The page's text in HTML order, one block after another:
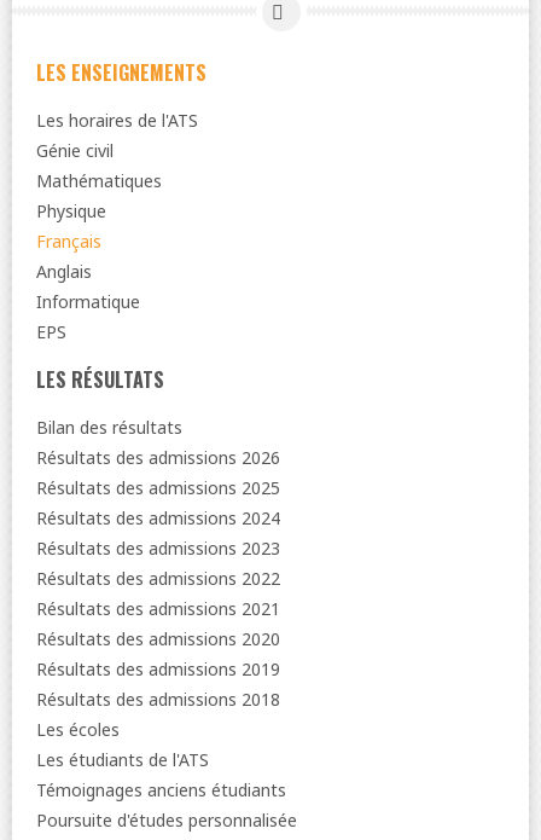
LES ENSEIGNEMENTS
Les horaires de l'ATS
Génie civil
Mathématiques
Physique
Français
Anglais
Informatique
EPS
LES RÉSULTATS
Bilan des résultats
Résultats des admissions 2026
Résultats des admissions 2025
Résultats des admissions 2024
Résultats des admissions 2023
Résultats des admissions 2022
Résultats des admissions 2021
Résultats des admissions 2020
Résultats des admissions 2019
Résultats des admissions 2018
Les écoles
Les étudiants de l'ATS
Témoignages anciens étudiants
Poursuite d'études personnalisée